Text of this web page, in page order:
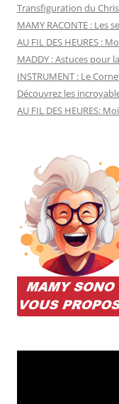
Transfiguration du
MAMY RACONTE : Les
AU FIL DES HEURES :
MADDY : Astuces pour
INSTRUMENT : Le
Découvrez les
AU FIL DES HEURES: